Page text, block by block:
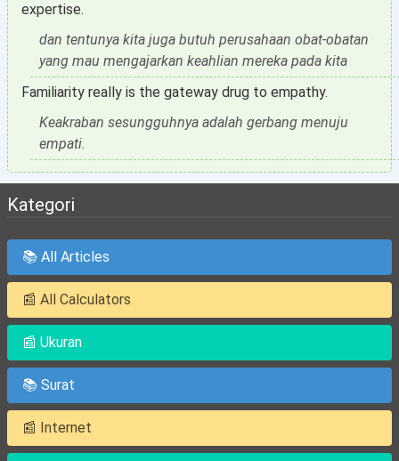
expertise.
dan tentunya kita juga butuh perusahaan obat-obatan
yang mau mengajarkan keahlian mereka pada kita
Familiarity really is the gateway drug to empathy.
Keakraban sesungguhnya adalah gerbang menuju
empati.
Kategori
📚 All Articles
📰 All Calculators
📰 Ukuran
📚 Surat
📰 Internet